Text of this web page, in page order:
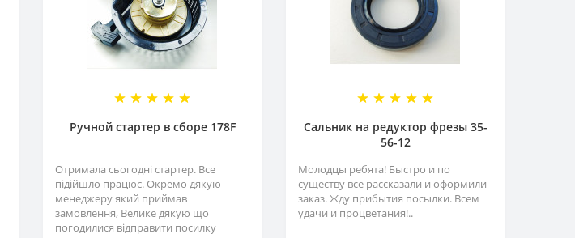
Ручной стартер в сборе 178F
Отримала сьогодні стартер. Все
підійшло працює. Окремо дякую
менеджеру який приймав
замовлення, Велике дякую що
погодилися відправити посилку
Сальник на редуктор фрезы 35-
56-12
Молодцы ребята! Быстро и по
существу всё рассказали и оформили
заказ. Жду прибытия посылки. Всем
удачи и процветания!..